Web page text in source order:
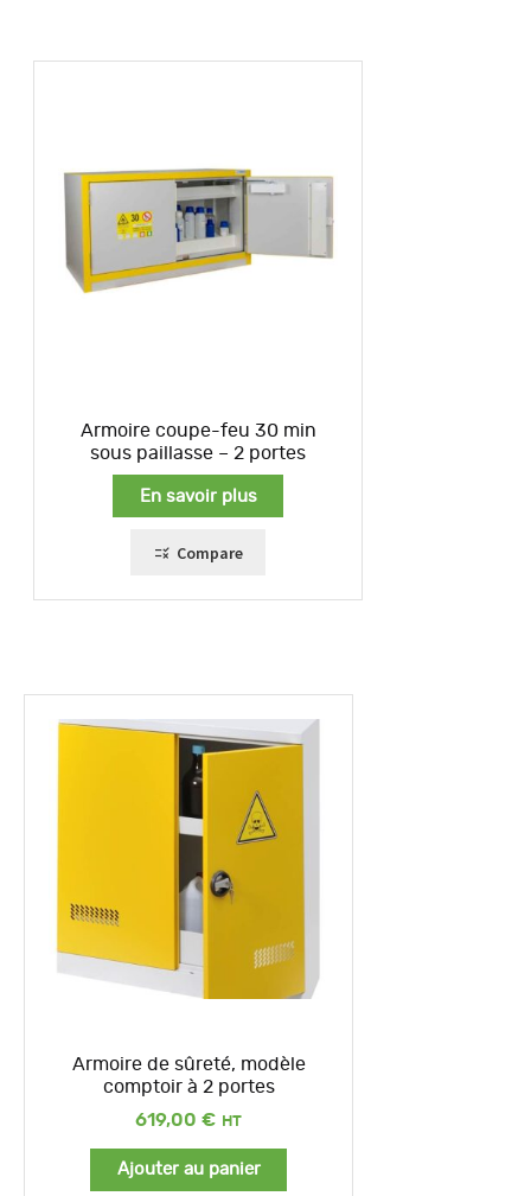
Armoire coupe-feu 30 min
sous paillasse – 2 portes
En savoir plus
Compare
Armoire de sûreté, modèle
comptoir à 2 portes
619,00 €
Ajouter au panier